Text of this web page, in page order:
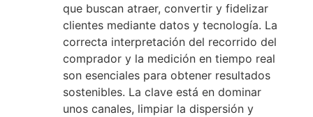
que buscan atraer, convertir y fidelizar
clientes mediante datos y tecnología. La
correcta interpretación del recorrido del
comprador y la medición en tiempo real
son esenciales para obtener resultados
sostenibles. La clave está en dominar
unos canales, limpiar la dispersión y